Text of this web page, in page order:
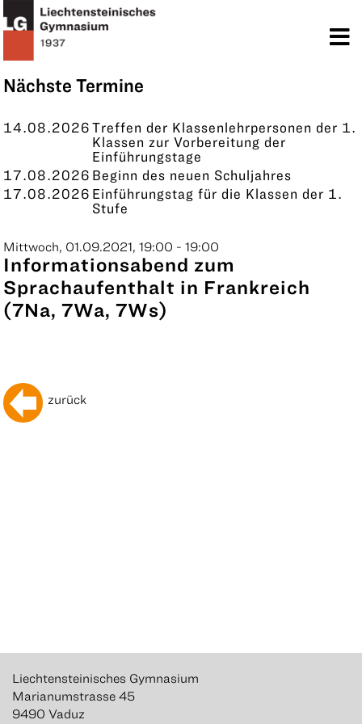
Nächste Termine
14.08.2026Treffen der Klassenlehrpersonen der 1.
Klassen zur Vorbereitung der
Einführungstage
17.08.2026 Beginn des neuen Schuljahres
17.08.2026 Einführungstag für die Klassen der 1.
Stufe
KONTAKT
Mittwoch, 01.09.2021, 19:00 - 19:00
Informationsabend zum
Sprachaufenthalt in Frankreich
(7Na, 7Wa, 7Ws)
zurück
Liechtensteinisches Gymnasium
Marianumstrasse 45
9490 Vaduz